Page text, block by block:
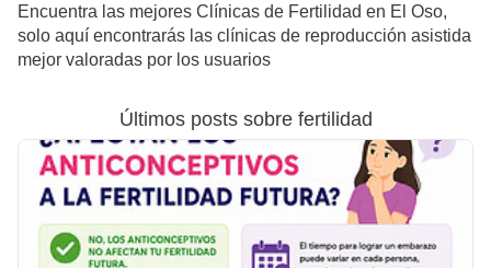
Encuentra las mejores Clínicas de Fertilidad en El Oso,
solo aquí encontrarás las clínicas de reproducción asistida
mejor valoradas por los usuarios
Últimos posts sobre fertilidad